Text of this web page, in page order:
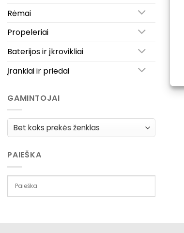
Rėmai
Propeleriai
Baterijos ir įkrovikliai
Įrankiai ir priedai
GAMINTOJAI
PAIEŠKA